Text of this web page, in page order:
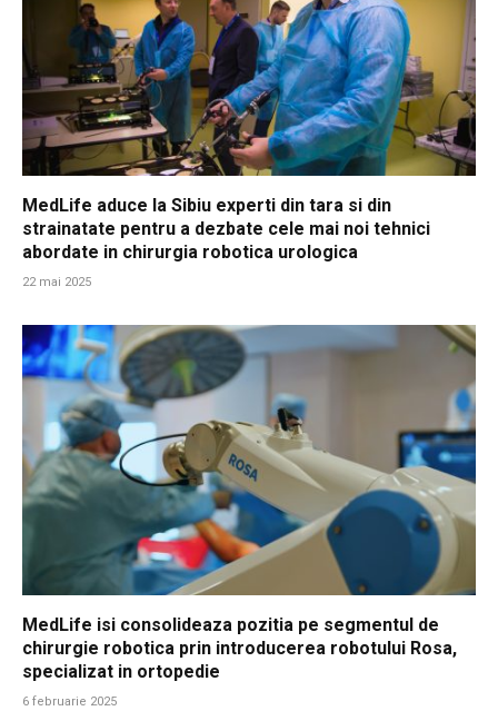
MedLife aduce la Sibiu experti din tara si din
strainatate pentru a dezbate cele mai noi tehnici
abordate in chirurgia robotica urologica
22 mai 2025
MedLife isi consolideaza pozitia pe segmentul de
chirurgie robotica prin introducerea robotului Rosa,
specializat in ortopedie
6 februarie 2025